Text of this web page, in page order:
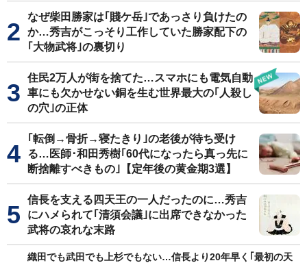
なぜ柴田勝家は｢賤ケ岳｣であっさり負けたの
か…秀吉がこっそり工作していた勝家配下の
｢大物武将｣の裏切り
住民2万人が街を捨てた…スマホにも電気自動
車にも欠かせない銅を生む世界最大の｢人殺し
の穴｣の正体
｢転倒→骨折→寝たきり｣の老後が待ち受け
る…医師･和田秀樹｢60代になったら真っ先に
断捨離すべきもの｣【定年後の黄金期3選】
信長を支える四天王の一人だったのに…秀吉
にハメられて｢清須会議｣に出席できなかった
武将の哀れな末路
織田でも武田でも上杉でもない…信長より20年早く｢最初の天